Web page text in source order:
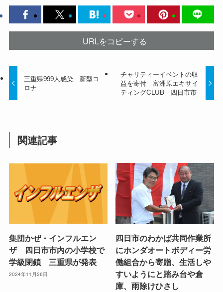
URLをコピーする
三重県999人感染 新型コ
ロナ
チャリティーイベントの収
益を寄付 富洲原エキサイ
ティングCLUB 四日市市
関連記事
集団かぜ・インフルエン
ザ 四日市市内の小学校で
学級閉鎖 三重県が発表
2024年11月26日
四日市のわかば共同作業所
にホンダオートボディー労
働組合から寄贈、生活しや
すいようにと踏み台や倉
庫、雨除けひさし